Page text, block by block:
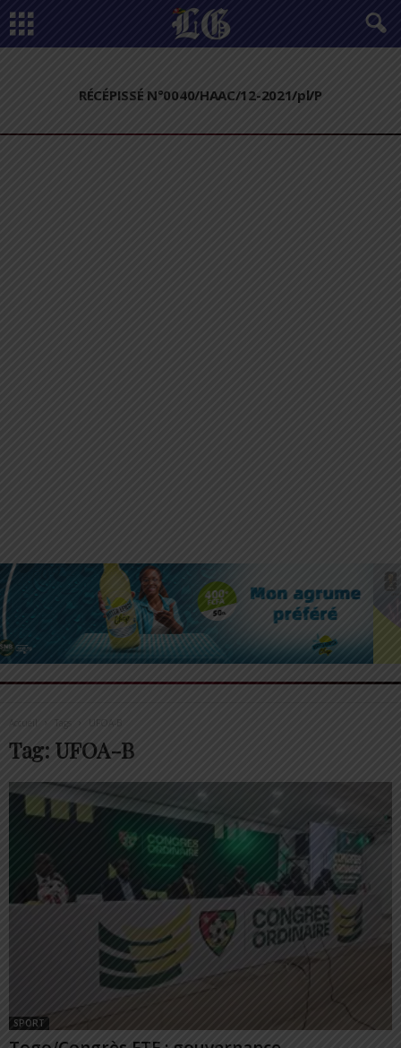
RÉCÉPISSÉ N°0040/HAAC/12-2021/pl/P
Tags
Tag: UFOA-B
SPORT